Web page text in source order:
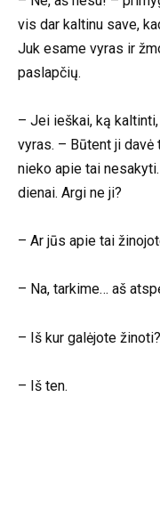
vis dar kaltinu save,
Juk esame vyras ir
paslapčių.
– Jei ieškai, ką
vyras. – Būtent ji davė
nieko apie tai
dienai. Argi ne ji?
– Ar jūs apie tai
– Na, tarkime… aš
– Iš kur galėjote žinoti?
– Iš ten.